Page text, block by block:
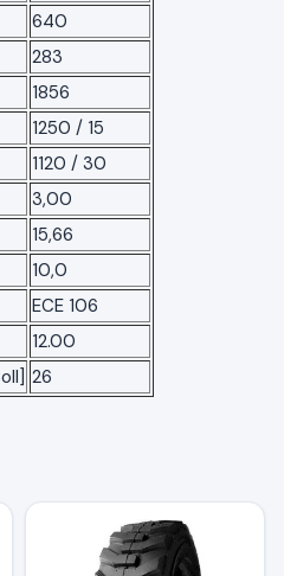
640
283
1856
1250 / 15
1120 / 30
3,00
15,66
10,0
ECE 106
12.00
26